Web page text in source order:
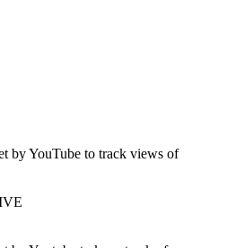
by YouTube to track views of